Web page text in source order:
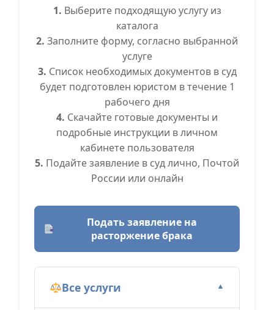
1. Выберите подходящую услугу из
каталога
2. Заполните форму, согласно выбранной
услуге
3. Список необходимых документов в суд
будет подготовлен юристом в течение 1
рабочего дня
4. Скачайте готовые документы и
подробные инструкции в личном
кабинете пользователя
5. Подайте заявление в суд лично, Почтой
России или онлайн
Подать заявление на
расторжение брака
Все услуги ▼